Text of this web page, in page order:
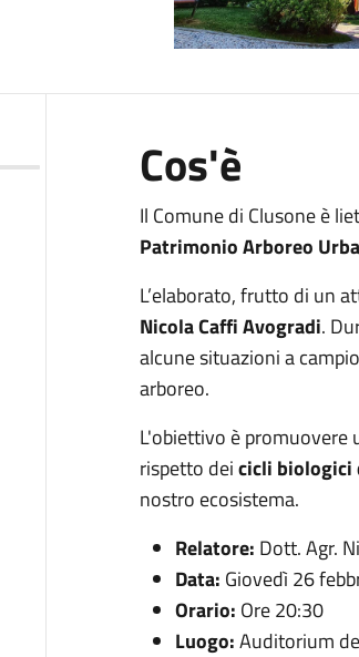
Cos'è
Il Comune di Clusone è
Patrimonio Arboreo
L’elaborato, frutto di un
Nicola Caffi Avogradi.
alcune situazioni a
arboreo.
L'obiettivo è promuovere
rispetto deicicli biologici
nostro ecosistema.
Relatore: Dott. Agr.
Data: Giovedì 26
Orario: Ore 20:30
Luogo:Auditorium